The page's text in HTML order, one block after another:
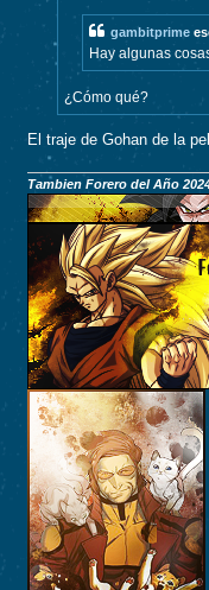
gambitprime
Hay algunas
¿Cómo qué?
El traje de Gohan de la
Tambien Forero del Año